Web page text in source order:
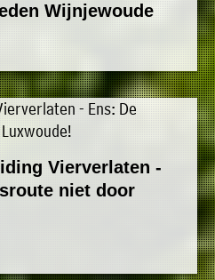
Wijnjewoude
Vierverlaten -
niet door